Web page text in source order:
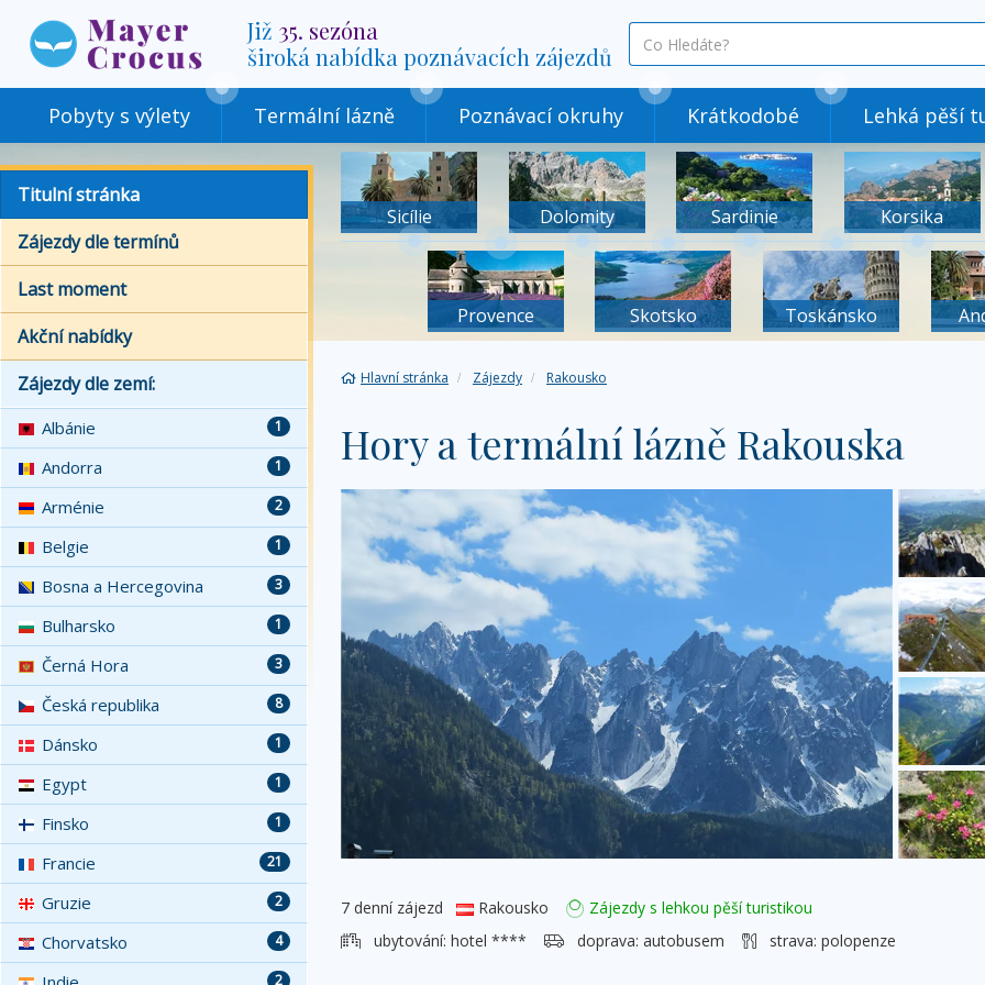
Již 35. sezóna
široká nabídka poznávacích zájezdů
co
hledáte
Pobyty s výlety Termální lázně Poznávací okruhy Krátkodobé Lehká pěší
Sicílie Dolomity Sardinie Korsika
Provence Skotsko Toskánsko
Hlavní stránka Zájezdy Rakousko
Hory a termální lázně Rakouska
7 denní zájezd Rakousko
Zájezdy s lehkou pěší turistikou
ubytování: hotel **** doprava: autobusem strava: polopenze
Titulní stránka
Zájezdy dle termínů
Last moment
Akční nabídky
Zájezdy dle zemí:
1
Albánie
1
Andorra
2
Arménie
1
Belgie
3
Bosna a Hercegovina
1
Bulharsko
3
Černá Hora
8
Česká republika
1
Dánsko
1
Egypt
1
Finsko
21
Francie
2
Gruzie
4
Chorvatsko
2